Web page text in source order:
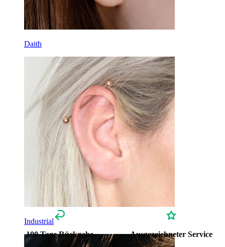
Daith
Industrial
Lobe
Titan
100 Tage Rückgabe Ausgezeichneter Service